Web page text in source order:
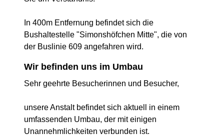
In 400m Entfernung befindet sich die
Bushaltestelle "Simonshöfchen Mitte", die von
der Buslinie 609 angefahren wird.
Wir befinden uns im Umbau
Sehr geehrte Besucherinnen und Besucher,
unsere Anstalt befindet sich aktuell in einem
umfassenden Umbau, der mit einigen
Unannehmlichkeiten verbunden ist.